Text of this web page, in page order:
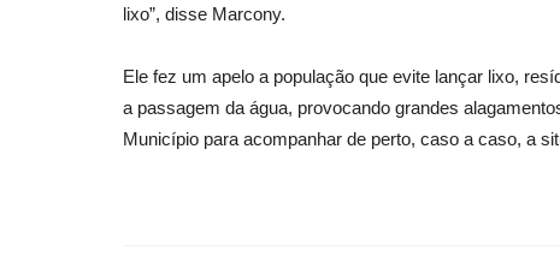
lixo”, disse Marcony.
Ele fez um apelo a população que evite lançar lixo,
a passagem da água, provocando grandes
Município para acompanhar de perto, caso a caso, a